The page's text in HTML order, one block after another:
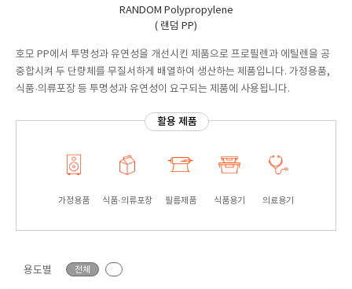
RANDOM Polypropylene
( 랜덤 PP)
호모 PP에서 투명성과 유연성을 개선시킨 제품으로 프로필렌과 에틸렌을 공
중합시켜 두 단량체를 무질서하게 배열하여 생산하는 제품입니다. 가정용품,
식품·의류포장 등 투명성과 유연성이 요구되는 제품에 사용됩니다.
활용 제품
가정용품 식품·의류포장 필름제품 식품용기 의료용기
용도별 전체